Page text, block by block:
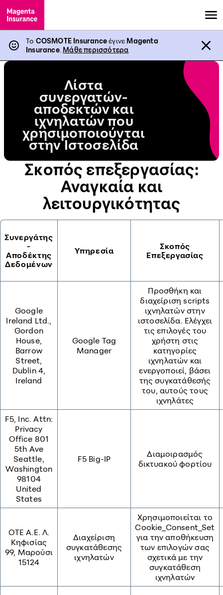
Το COSMOTE InsuranceέγινεMagenta
Insurance. Μάθε περισσότερα
Λίστα
συνεργατών-
αποδεκτών και
ιχνηλατών που
χρησιμοποιούνται
στην Ιστοσελίδα
Σκοπός επεξεργασίας:
Αναγκαία και
λειτουργικότητας
Συνεργάτης
-
Αποδέκτης
Δεδομένων
Υπηρεσία
Σκοπός
Επεξεργασίας
Google
Ireland Ltd.,
Gordon
House,
Barrow
Street,
Dublin 4,
Ireland
Google Tag
Manager
Προσθήκη και
διαχείριση scripts
ιχνηλατών στην
ιστοσελίδα. Ελέγχει
τις επιλογές του
χρήστη στις
κατηγορίες
ιχνηλατών και
ενεργοποιεί, βάσει
της συγκατάθεσής
του, αυτούς τους
ιχνηλάτες
F5, Inc. Attn:
Privacy
Office 801
5th Ave
Seattle,
Washington
98104
United
States
F5 Big-IP
Διαμοιρασμός
δικτυακού φορτίου
OTE A.E. Λ.
Κηφισίας
99, Μαρούσι
15124
Διαχείριση
συγκατάθεσης
ιχνηλατών
Χρησιμοποιείται το
Cookie_Consent_Set
για την αποθήκευση
των επιλογών σας
σχετικά με την
συγκατάθεση
ιχνηλατών